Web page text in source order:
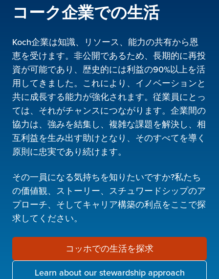
コーク企業での生活
Koch企業は知識、リソース、能力の共有から恩
恵を受けます。非公開であるため、長期的に再投
資が可能であり、歴史的には利益の90%以上を活
用してきました。これにより、イノベーションと
共に成長する能力が強化されます。従業員にとっ
ては、それがチャンスにつながります。企業間の
協力は、強みを結集し、複雑な課題を解決し、相
互利益を生み出す助けとなり、そのすべてを導く
原則に忠実であり続けます。
その一員になる気持ちを知りたいですか?私たち
の価値観、ストーリー、スチュワードシップのア
プローチ、そしてキャリア構築の利点をここで探
求してください。
コッホでの生活を探求
Learn about our stewardship approach